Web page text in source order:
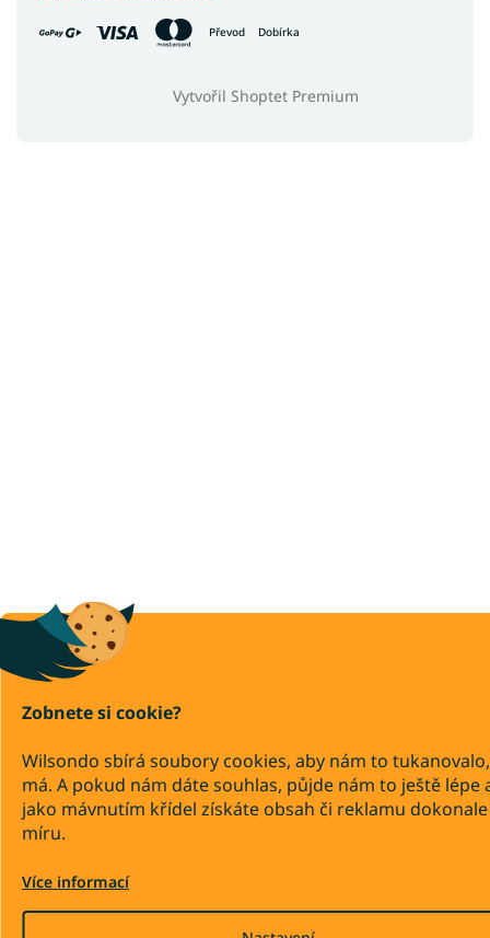
Zobnete si cookie?
Wilsondo sbírá soubory cookies, aby nám to
má. A pokud nám dáte souhlas, půjde nám to ještě lépe
jako mávnutím křídel získáte obsah či reklamu
míru.
Více informací
Převod Dobírka
Vytvořil Shoptet Premium